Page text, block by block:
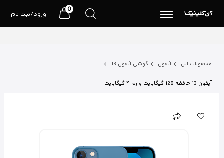
ورود/ثبت نام
0
محصولات اپل آیفون گوشی آیفون 13
آیفون 13 حافظه 128 گیگابایت و رم ۴ گیگابایت